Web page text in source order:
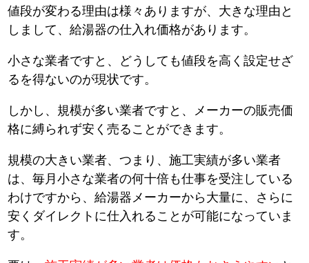
値段が変わる理由は様々ありますが、大きな理由と
しまして、給湯器の仕入れ価格があります。
小さな業者ですと、どうしても値段を高く設定せざ
るを得ないのが現状です。
しかし、規模が多い業者ですと、メーカーの販売価
格に縛られず安く売ることができます。
規模の大きい業者、つまり、施工実績が多い業者
は、毎月小さな業者の何十倍も仕事を受注している
わけですから、給湯器メーカーから大量に、さらに
安くダイレクトに仕入れることが可能になっていま
す。